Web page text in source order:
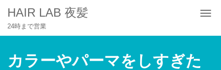
HAIR LAB 夜髪
24時まで営業
カラーやパーマをしすぎた